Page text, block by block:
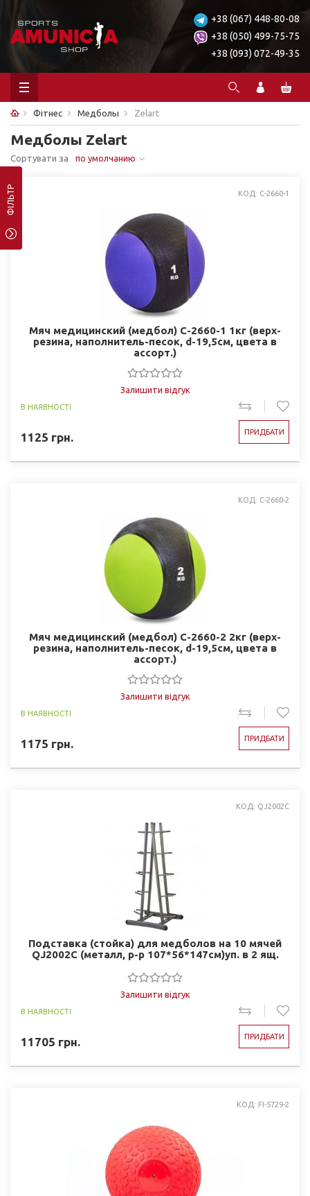
+38 (067) 448-80-08
+38 (050) 499-75-75
+38 (093) 072-49-35
Фітнес Медболы Zelart
Медболы Zelart
Сортувати за по умолчанию
ФІЛЬТР КОД: C-2660-1
Мяч медицинский (медбол) C-2660-1 1кг (верх-
резина, наполнитель-песок, d-19,5см, цвета в
ассорт.)
Залишити відгук
В НАЯВНОСТІ
1125 грн. ПРИДБАТИ
КОД: C-2660-2
Мяч медицинский (медбол) C-2660-2 2кг (верх-
резина, наполнитель-песок, d-19,5см, цвета в
ассорт.)
Залишити відгук
В НАЯВНОСТІ
1175 грн. ПРИДБАТИ
КОД: QJ2002C
Подставка (стойка) для медболов на 10 мячей
QJ2002C (металл, р-р 107*56*147см)уп. в 2 ящ.
Залишити відгук
В НАЯВНОСТІ
11705 грн. ПРИДБАТИ
КОД: FI-5729-2